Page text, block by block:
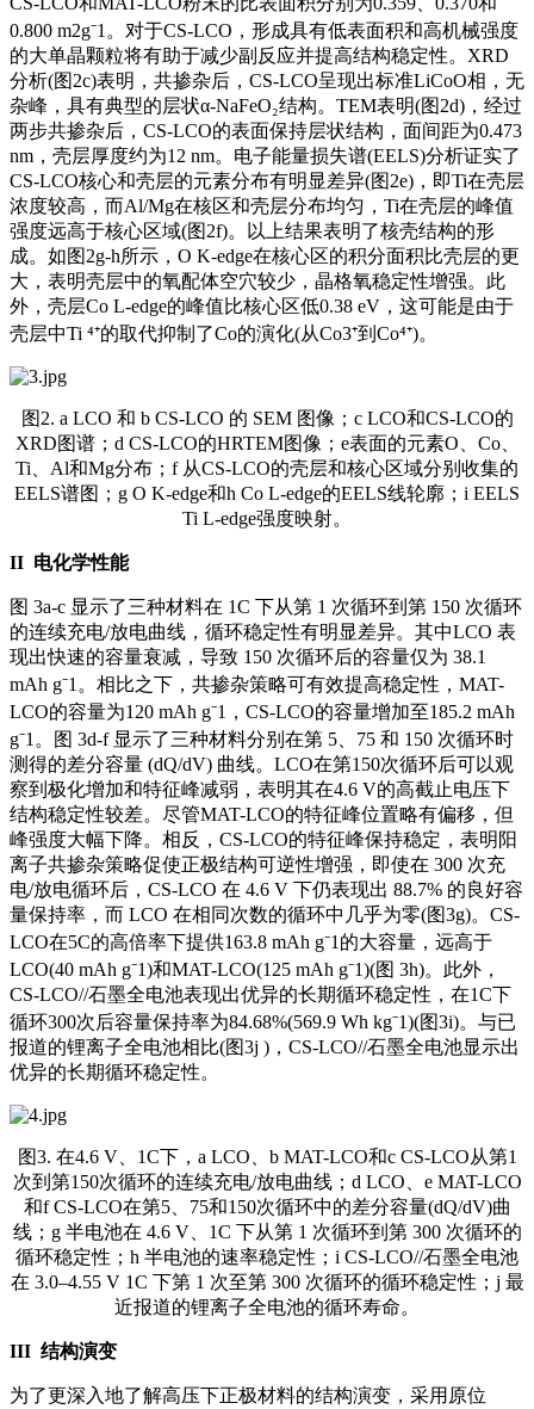
0.800 m2g⁻1。对于CS-LCO，形成具有低表面积和高机械强度
的大单晶颗粒将有助于减少副反应并提高结构稳定性。XRD
分析(图2c)表明，共掺杂后，CS-LCO呈现出标准LiCoO相，无
杂峰，具有典型的层状α-NaFeO₂结构。TEM表明(图2d)，经过
两步共掺杂后，CS-LCO的表面保持层状结构，面间距为0.473
nm，壳层厚度约为12 nm。电子能量损失谱(EELS)分析证实了
CS-LCO核心和壳层的元素分布有明显差异(图2e)，即Ti在壳层
浓度较高，而Al/Mg在核区和壳层分布均匀，Ti在壳层的峰值
强度远高于核心区域(图2f)。以上结果表明了核壳结构的形
成。如图2g-h所示，O K-edge在核心区的积分面积比壳层的更
大，表明壳层中的氧配体空穴较少，晶格氧稳定性增强。此
外，壳层Co L-edge的峰值比核心区低0.38 eV，这可能是由于
壳层中Ti ⁴⁺的取代抑制了Co的演化(从Co3⁺到Co⁴⁺)。
图2. a LCO 和 b CS-LCO 的 SEM 图像；c LCO和CS-LCO的
XRD图谱；d CS-LCO的HRTEM图像；e表面的元素O、Co、
Ti、Al和Mg分布；f 从CS-LCO的壳层和核心区域分别收集的
EELS谱图；g O K-edge和h Co L-edge的EELS线轮廓；i EELS
Ti L-edge强度映射。
II 电化学性能
图 3a-c 显示了三种材料在 1C 下从第 1 次循环到第 150 次循环
的连续充电/放电曲线，循环稳定性有明显差异。其中LCO 表
现出快速的容量衰减，导致 150 次循环后的容量仅为 38.1
mAh g⁻1。相比之下，共掺杂策略可有效提高稳定性，MAT-
LCO的容量为120 mAh g⁻1，CS-LCO的容量增加至185.2 mAh
g⁻1。图 3d-f 显示了三种材料分别在第 5、75 和 150 次循环时
测得的差分容量 (dQ/dV) 曲线。LCO在第150次循环后可以观
察到极化增加和特征峰减弱，表明其在4.6 V的高截止电压下
结构稳定性较差。尽管MAT-LCO的特征峰位置略有偏移，但
峰强度大幅下降。相反，CS-LCO的特征峰保持稳定，表明阳
离子共掺杂策略促使正极结构可逆性增强，即使在 300 次充
电/放电循环后，CS-LCO 在 4.6 V 下仍表现出 88.7% 的良好容
量保持率，而 LCO 在相同次数的循环中几乎为零(图3g)。CS-
LCO在5C的高倍率下提供163.8 mAh g⁻1的大容量，远高于
LCO(40 mAh g⁻1)和MAT-LCO(125 mAh g⁻1)(图 3h)。此外，
CS-LCO//石墨全电池表现出优异的长期循环稳定性，在1C下
循环300次后容量保持率为84.68%(569.9 Wh kg⁻1)(图3i)。与已
报道的锂离子全电池相比(图3j )，CS-LCO//石墨全电池显示出
优异的长期循环稳定性。
图3. 在4.6 V、1C下，a LCO、b MAT-LCO和c CS-LCO从第1
次到第150次循环的连续充电/放电曲线；d LCO、e MAT-LCO
和f CS-LCO在第5、75和150次循环中的差分容量(dQ/dV)曲
线；g 半电池在 4.6 V、1C 下从第 1 次循环到第 300 次循环的
循环稳定性；h 半电池的速率稳定性；i CS-LCO//石墨全电池
在 3.0–4.55 V 1C 下第 1 次至第 300 次循环的循环稳定性；j 最
近报道的锂离子全电池的循环寿命。
III 结构演变
为了更深入地了解高压下正极材料的结构演变，采用原位